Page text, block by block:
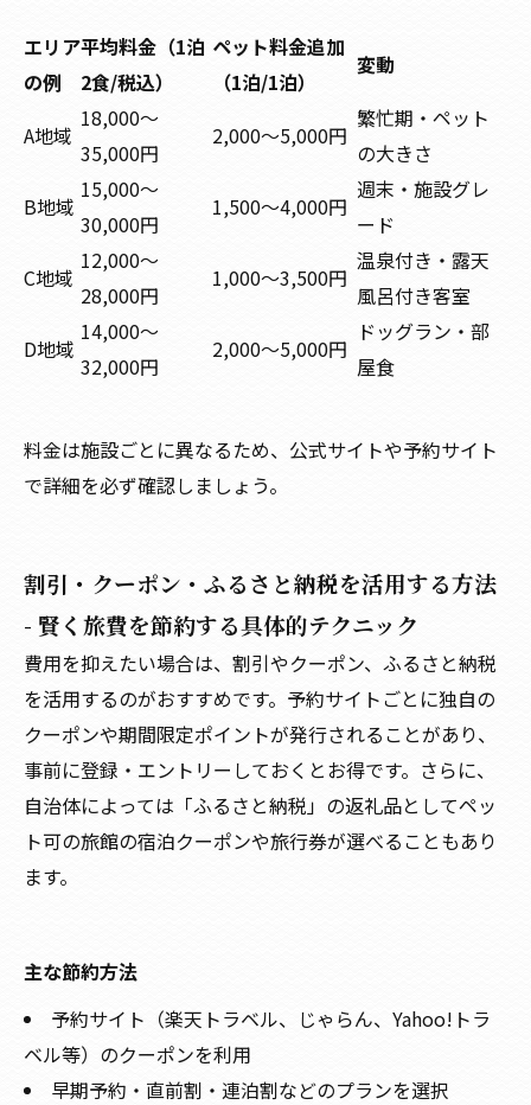
エリア
の例
平均料金（1泊
2食/税込）
ペット料金追加
（1泊/1泊）
変動
A地域
18,000〜
35,000円
2,000〜5,000円
繁忙期・ペット
の大きさ
B地域
15,000〜
30,000円
1,500〜4,000円
週末・施設グレ
ード
C地域
12,000〜
28,000円
1,000〜3,500円
温泉付き・露天
風呂付き客室
D地域
14,000〜
32,000円
2,000〜5,000円
ドッグラン・部
屋食
料金は施設ごとに異なるため、公式サイトや予約サイト
で詳細を必ず確認しましょう。
割引・クーポン・ふるさと納税を活用する方法
- 賢く旅費を節約する具体的テクニック
費用を抑えたい場合は、割引やクーポン、ふるさと納税
を活用するのがおすすめです。予約サイトごとに独自の
クーポンや期間限定ポイントが発行されることがあり、
事前に登録・エントリーしておくとお得です。さらに、
自治体によっては「ふるさと納税」の返礼品としてペッ
ト可の旅館の宿泊クーポンや旅行券が選べることもあり
ます。
主な節約方法
予約サイト（楽天トラベル、じゃらん、Yahoo!トラ
ベル等）のクーポンを利用
早期予約・直前割・連泊割などのプランを選択